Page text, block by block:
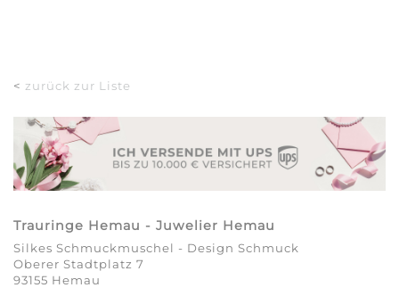
< zurück zur Liste
Trauringe Hemau - Juwelier Hemau
Silkes Schmuckmuschel - Design Schmuck
Oberer Stadtplatz 7
93155 Hemau